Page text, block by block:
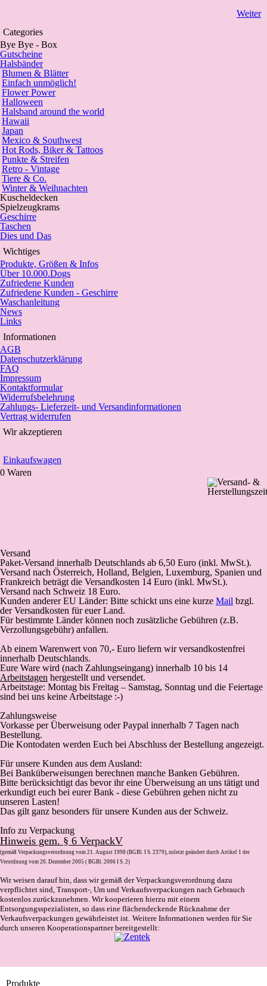
Weiter
Categories
Bye Bye - Box
Gutscheine
Halsbänder
Blumen & Blätter
Einfach unmöglich!
Flower Power
Halloween
Halsband around the world
Hawaii
Japan
Mexico & Southwest
Hot Rods, Biker & Tattoos
Punkte & Streifen
Retro - Vintage
Tiere & Co.
Winter & Weihnachten
Kuscheldecken
Spielzeugkrams
Geschirre
Taschen
Dies und Das
Wichtiges
Produkte, Größen & Infos
Über 10.000.Dogs
Zufriedene Kunden
Zufriedene Kunden - Geschirre
Waschanleitung
News
Links
Informationen
AGB
Datenschutzerklärung
FAQ
Impressum
Kontaktformular
Widerrufsbelehrung
Zahlungs- Lieferzeit- und Versandinformationen
Vertrag widerrufen
Wir akzeptieren
Einkaufswagen
0 Waren
Versand
Paket-Versand innerhalb Deutschlands ab 6,50 Euro (inkl. MwSt.).
Versand nach Österreich, Holland, Belgien, Luxemburg, Spanien und
Frankreich beträgt die Versandkosten 14 Euro (inkl. MwSt.).
Versand nach Schweiz 18 Euro.
Kunden anderer EU Länder: Bitte schickt uns eine kurze Mail bzgl.
der Versandkosten für euer Land.
Für bestimmte Länder können noch zusätzliche Gebühren (z.B.
Verzollungsgebühr) anfallen.
Ab einem Warenwert von 70,- Euro liefern wir versandkostenfrei
innerhalb Deutschlands.
Eure Ware wird (nach Zahlungseingang) innerhalb 10 bis 14
Arbeitstagen hergestellt und versendet.
Arbeitstage: Montag bis Freitag – Samstag, Sonntag und die Feiertage
sind bei uns keine Arbeitstage :-)
Zahlungsweise
Vorkasse per Überweisung oder Paypal innerhalb 7 Tagen nach
Bestellung.
Die Kontodaten werden Euch bei Abschluss der Bestellung angezeigt.
Für unsere Kunden aus dem Ausland:
Bei Banküberweisungen berechnen manche Banken Gebühren.
Bitte berücksichtigt das bevor ihr eine Überweisung an uns tätigt und
erkundigt euch bei eurer Bank - diese Gebühren gehen nicht zu
unseren Lasten!
Das gilt ganz besonders für unsere Kunden aus der Schweiz.
Info zu Verpackung
Hinweis gem. § 6 VerpackV
(gemäß Verpackungsverordnung vom 21. August 1998 (BGBl. I S. 2379), zuletzt geändert durch Artikel 1 der
Verordnung vom 20. Dezember 2005 ( BGBl. 2006 I S. 2)
Wir weisen darauf hin, dass wir gemäß der Verpackungsverordnung dazu
verpflichtet sind, Transport-, Um und Verkaufsverpackungen nach Gebrauch
kostenlos zurückzunehmen. Wir kooperieren hierzu mit einem
Entsorgungsspezialisten, so dass eine flächendeckende Rücknahme der
Verkaufsverpackungen gewährleistet ist. Weitere Informationen werden für Sie
durch unseren Kooperationspartner bereitgestellt:
Produkte